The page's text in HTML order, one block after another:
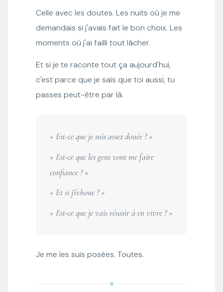
Celle avec les doutes. Les nuits où je me
demandais si j'avais fait le bon choix. Les
moments où j'ai failli tout lâcher.
Et si je te raconte tout ça aujourd'hui,
c'est parce que je sais que toi aussi, tu
passes peut-être par là.
« Est-ce que je suis assez douée ? »
« Est-ce que les gens vont me faire
confiance ? »
« Et si j'échoue ? »
« Est-ce que je vais réussir à en vivre ? »
Je me les suis posées. Toutes.